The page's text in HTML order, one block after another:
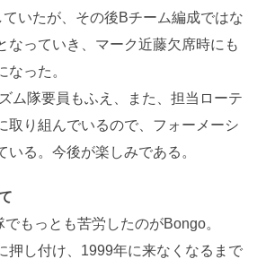
いたが、その後Bチーム編成ではな
なっていき、マーク近藤欠席時にも
なった。
ム隊要員もふえ、また、担当ローテ
取り組んでいるので、フォーメーシ
いる。今後が楽しみである。
もっとも苦労したのがBongo。
押し付け、1999年に来なくなるまで